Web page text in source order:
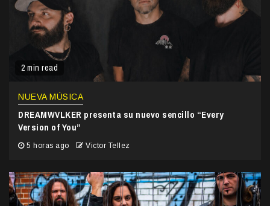
2 min read
NUEVA MÚSICA
DREAMWVLKER presenta su nuevo sencillo “Every
Version of You”
5 horas ago Victor Tellez